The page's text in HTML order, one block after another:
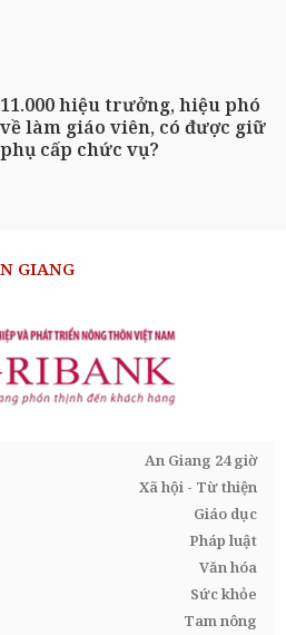
11.000 hiệu trưởng, hiệu phó
về làm giáo viên, có được giữ
phụ cấp chức vụ?
GIANG
An Giang 24 giờ
Xã hội - Từ thiện
Giáo dục
Pháp luật
Văn hóa
Sức khỏe
Tam nông